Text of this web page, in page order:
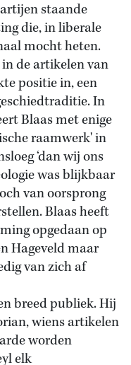
staande
die, in liberale
mocht heten.
de artikelen van
positie in, een
In
Blaas met enige
raamwerk' in
‘dan wij ons
was blijkbaar
van oorsprong
Blaas heeft
opgedaan op
Hageveld maar
van zich af
breed publiek. Hij
wiens artikelen
worden
elk